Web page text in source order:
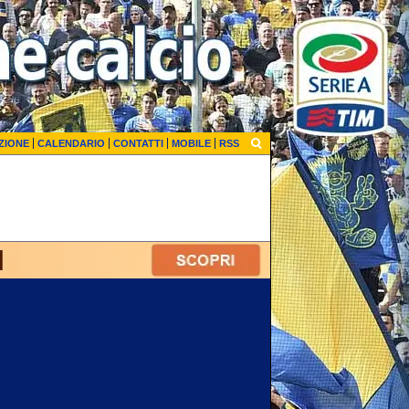
CALENDARIO CONTATTI MOBILE RSS